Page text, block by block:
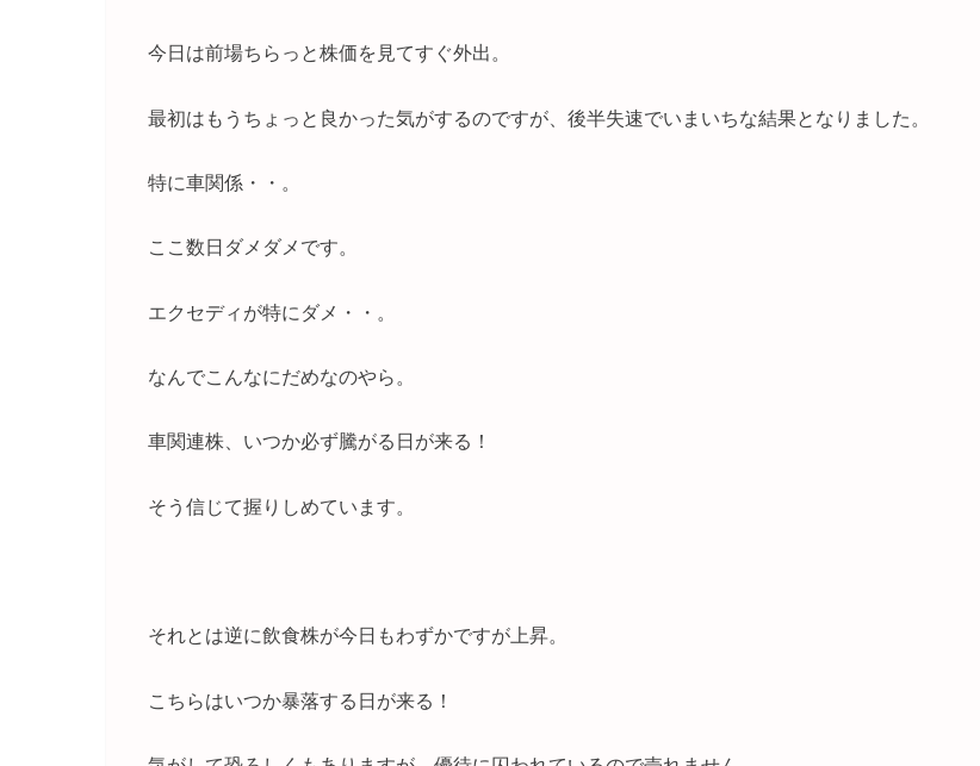
今日は前場ちらっと株価を見てすぐ外出。
最初はもうちょっと良かった気がするのですが、後半失速でいまいちな結果となりました。
特に車関係・・。
ここ数日ダメダメです。
エクセディが特にダメ・・。
なんでこんなにだめなのやら。
車関連株、いつか必ず騰がる日が来る！
そう信じて握りしめています。
それとは逆に飲食株が今日もわずかですが上昇。
こちらはいつか暴落する日が来る！